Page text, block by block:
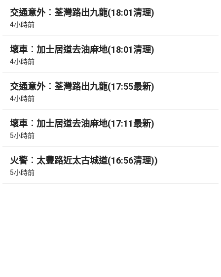
交通意外︰荃灣路出九龍(18:01清理)
4小時前
壞車︰加士居道去油麻地(18:01清理)
4小時前
交通意外︰荃灣路出九龍(17:55最新)
4小時前
壞車︰加士居道去油麻地(17:11最新)
5小時前
火警︰太豐路近太古城道(16:56清理))
5小時前